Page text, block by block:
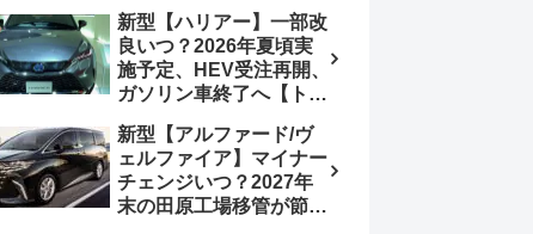
とJNCAP大賞受賞後も
残る注意点
売、2代目HEV・PHEV
は日本未導入
新型【ハリアー】一部改
良いつ？2026年夏頃実
施予定、HEV受注再開、
ガソリン車終了へ【トヨ
チェンジ2027年以降予
想
新型【アルファード/ヴ
ェルファイア】マイナー
チェンジいつ？2027年
末の田原工場移管が節目